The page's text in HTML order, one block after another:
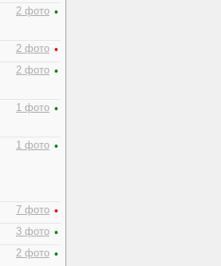
2 фото •
2 фото •
2 фото •
1 фото •
1 фото •
7 фото •
3 фото •
2 фото •